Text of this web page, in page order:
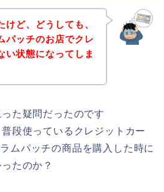
ど、どうしても、
パッチのお店でクレ
い状態になってしま
た疑問だったのです
段使っているクレジットカー
ムパッチの商品を購入した時に
たのか？